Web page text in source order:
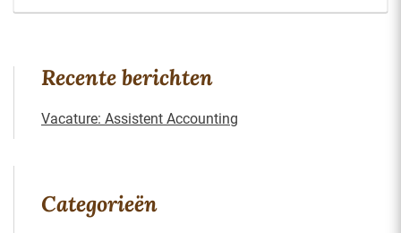
Recente berichten
Vacature: Assistent Accounting
Categorieën